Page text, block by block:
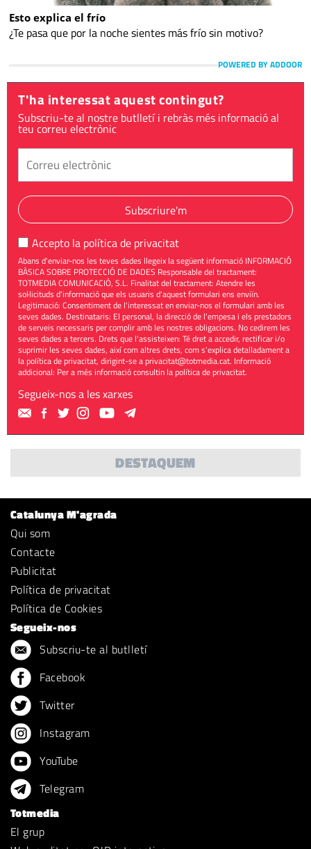
Esto explica el frío
¿Te pasa que por la noche sientes más frío sin motivo?
POWERED BY ADDOOR
T'ha interessat aquest contingut?
Subscriu-te al nostre butlletí i rebràs més informació al
teu correu electrònic
Subscriure'm
Accepto la política de privacitat
Abans d'enviar-nos les teves dades llegeix la següent informació INFORMACIÓ
BÀSICA SOBRE PROTECCIÓ DE DADES Responsable del tractament:
TOTMEDIA COMUNICACIÓ, S.L. Finalitat del tractament: Atendre les
sol·licituds d'informació que els usuaris d'aquest formulari ens enviïn.
Legitimació: Consentiment de l'interessat en enviar-nos el formulari amb les
seves dades. Destinataris: El personal, la direcció de l'empesa i els prestadors
de serveis necessaris per complir amb les nostres obligacions. No cedirem les
seves dades a tercers. Drets que l'assisteixen: Té dret a accedir, rectificar i/o
suprimir les seves dades, així com altres drets, com s'explica detalladament a
la política de privacitat, dirigint-se aprivacitat@totmedia.cat. Informació
addicional: Per a més informació consultin lapolítica de privacitat.
Segueix-nos a les xarxes
DESTAQUEM
Catalunya M'agrada
Qui som
Contacte
Publicitat
Política de privacitat
Política de Cookies
Segueix-nos
Subscriu-te al butlletí
Facebook
Twitter
Instagram
YouTube
Telegram
Totmedia
El grup